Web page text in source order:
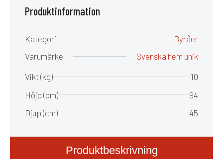
Produktbeskrivning
Produktinformation
Kategori
Byråer
Varumärke
Svenska hem unik
Vikt (kg)
10
Höjd (cm)
94
Djup (cm)
45